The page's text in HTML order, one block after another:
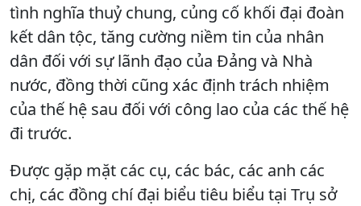
tình nghĩa thuỷ chung, củng cố khối đại đoàn
kết dân tộc, tăng cường niềm tin của nhân
dân đối với sự lãnh đạo của Đảng và Nhà
nước, đồng thời cũng xác định trách nhiệm
của thế hệ sau đối với công lao của các thế hệ
đi trước.
Được gặp mặt các cụ, các bác, các anh các
chị, các đồng chí đại biểu tiêu biểu tại Trụ sở